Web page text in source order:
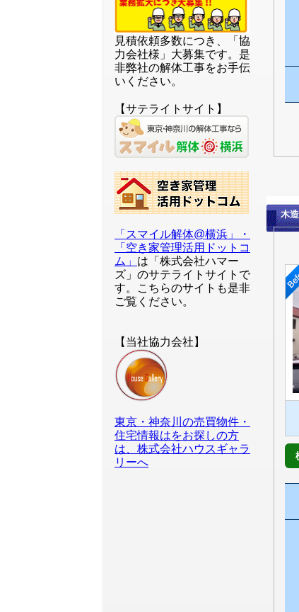
木
見積依頼多数につき、「協
力会社様」大募集です。是
非弊社の解体工事をお手伝
いください。
【サテライトサイト】
「スマイル解体@横浜」・
「空き家管理活用ドットコ
ム」 は「株式会社ハマー
ズ」のサテライトサイトで
す。こちらのサイトも是非
ご覧ください。
【当社協力会社】
東京・神奈川の売買物件・
住宅情報はをお探しの方
は、株式会社ハウスギャラ
リーへ